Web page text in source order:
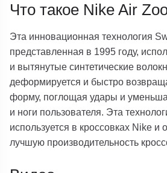
Что такое Nike Air
Эта инновационная технология
представленная в 1995 году,
и вытянутые синтетические
деформируется и быстро
форму, поглощая удары и
и ноги пользователя. Эта
используется в кроссовках Nike и
лучшую производительность